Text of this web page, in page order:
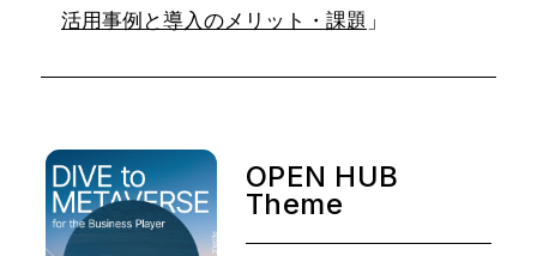
活用事例と導入のメリット・課題 」
OPEN HUB
Theme